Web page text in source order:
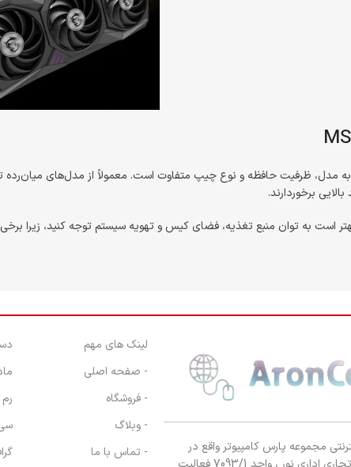
برخوردارند.
مجموعه پارس کامپیوتر واقع در
لینک های مهم
- صفحه اصلی
- فروشگاه
- وبلاگ
- تماس با ما
رم